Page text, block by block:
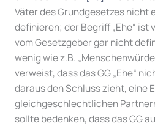
Väter des Grundgesetzes nicht
definieren; der Begriff „Ehe“
vom Gesetzgeber gar nicht
wenig wie z.B.
verweist, dass das GG „Ehe“
daraus den Schluss zieht, eine
gleichgeschlechtlichen
sollte bedenken, dass das GG